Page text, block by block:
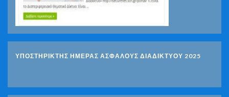
ΥΠΟΣΤΗΡΙΚΤΗΣ ΗΜΕΡΑΣ ΑΣΦΑΛΟΥΣ ΔΙΑΔΙΚΤΥΟΥ 2025